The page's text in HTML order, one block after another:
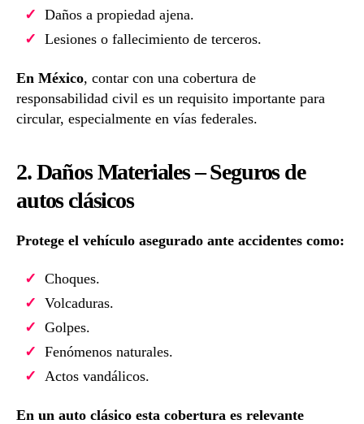
Daños a propiedad ajena.
Lesiones o fallecimiento de terceros.
En México, contar con una cobertura de
responsabilidad civil es un requisito importante para
circular, especialmente en vías federales.
2. Daños Materiales –Seguros de
autos clásicos
Protege el vehículo asegurado ante accidentes como:
Choques.
Volcaduras.
Golpes.
Fenómenos naturales.
Actos vandálicos.
En un auto clásico esta cobertura es relevante